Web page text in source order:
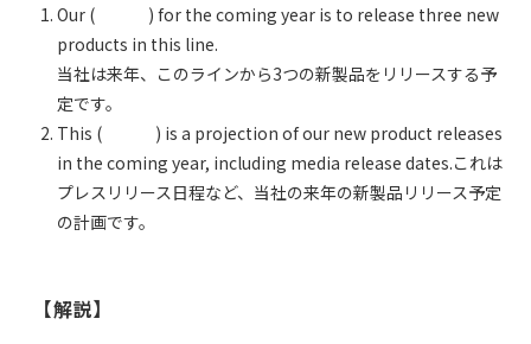
Our ( ) for the coming year is to release three new
products in this line.
当社は来年、このラインから3つの新製品をリリースする予
定です。
This ( ) is a projection of our new product releases
in the coming year, including media release dates.これは
プレスリリース日程など、当社の来年の新製品リリース予定
の計画です。
【解説】